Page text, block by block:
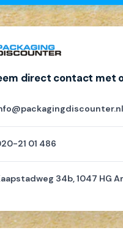
direct contact met
21 01 486
34b, 1047 HG